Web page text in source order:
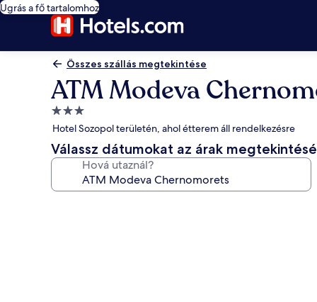
Ugrás a fő tartalomhoz
Összes szállás megtekintése
ATM Modeva
3.0
csillagos
szálláshely
Hotel Sozopol területén, ahol étterem áll rendelkezésre
Válassz dátumokat az árak
Hová utaznál?